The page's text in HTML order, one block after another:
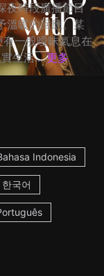
夜時段廣播節目
溫暖的回應。某
一股曖昧氣息在
生活... 更多
Indonesia
한국어